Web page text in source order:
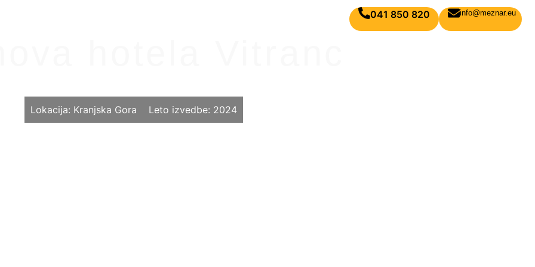
041 850 820 info@meznar.eu
Lokacija: Kranjska Gora Leto izvedbe: 2024